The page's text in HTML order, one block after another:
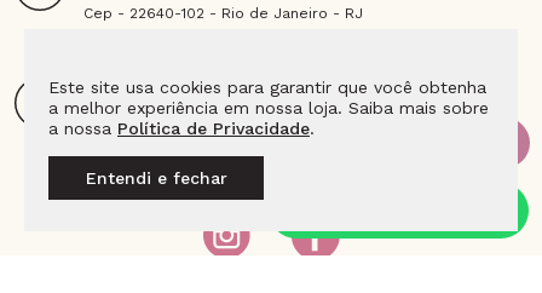
Este site usa cookies para garantir que você obtenha
a melhor experiência em nossa loja. Saiba mais sobre
a nossa Política de Privacidade.
Entendi e fechar
Cep - 22640-102 - Rio de Janeiro - RJ
E-MAIL
sac@joiaslulean.com.br
SIGA A LULEAN NAS REDES